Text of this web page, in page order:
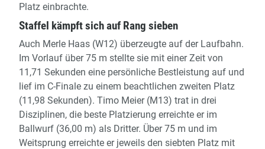
Platz einbrachte.
Staffel kämpft sich auf Rang sieben
Auch Merle Haas (W12) überzeugte auf der Laufbahn.
Im Vorlauf über 75 m stellte sie mit einer Zeit von
11,71 Sekunden eine persönliche Bestleistung auf und
lief im C-Finale zu einem beachtlichen zweiten Platz
(11,98 Sekunden). Timo Meier (M13) trat in drei
Disziplinen, die beste Platzierung erreichte er im
Ballwurf (36,00 m) als Dritter. Über 75 m und im
Weitsprung erreichte er jeweils den siebten Platz mit